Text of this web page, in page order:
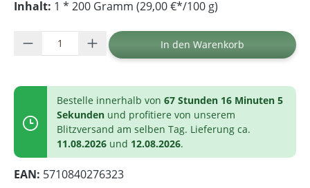
Inhalt: 1 * 200 Gramm (29,00 €*/100 g)
Produkt Anzahl: Gib den gewünschten
In den Warenkorb
Bestelle innerhalb von 67 Stunden 16 Minuten 5
Sekunden und profitiere von unserem
Blitzversand am selben Tag. Lieferung ca.
11.08.2026 und 12.08.2026.
EAN: 5710840276323